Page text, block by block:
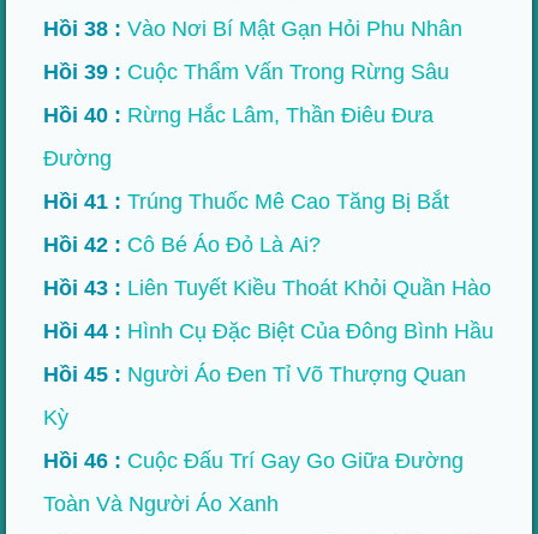
Hồi 38 : Vào Nơi Bí Mật Gạn Hỏi Phu Nhân
Hồi 39 : Cuộc Thẩm Vấn Trong Rừng Sâu
Hồi 40 : Rừng Hắc Lâm, Thần Điêu Đưa
Đường
Hồi 41 : Trúng Thuốc Mê Cao Tăng Bị Bắt
Hồi 42 : Cô Bé Áo Đỏ Là Ai?
Hồi 43 : Liên Tuyết Kiều Thoát Khỏi Quần Hào
Hồi 44 : Hình Cụ Đặc Biệt Của Đông Bình Hầu
Hồi 45 : Người Áo Đen Tỉ Võ Thượng Quan
Kỳ
Hồi 46 : Cuộc Đấu Trí Gay Go Giữa Đường
Toàn Và Người Áo Xanh